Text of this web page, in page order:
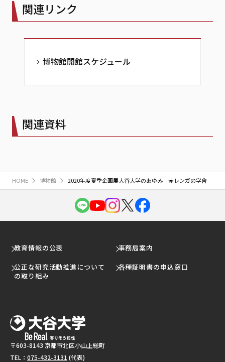
関連リンク
博物館開館スケジュール
関連資料
HOME 博物館 2020年度夏季企画展大谷大学のあゆみ 赤レンガの学舎
教育情報の公表
事務局案内
公正な研究活動推進について
の取り組み
各種証明書の申込窓口
〒603-8143 京都市北区小山上総町
TEL： 075-432-3131 (代表)